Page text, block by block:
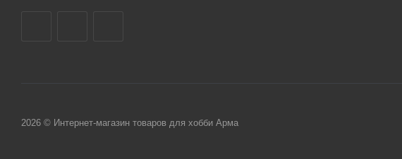
2026 © Интернет-магазин товаров для хобби Арма